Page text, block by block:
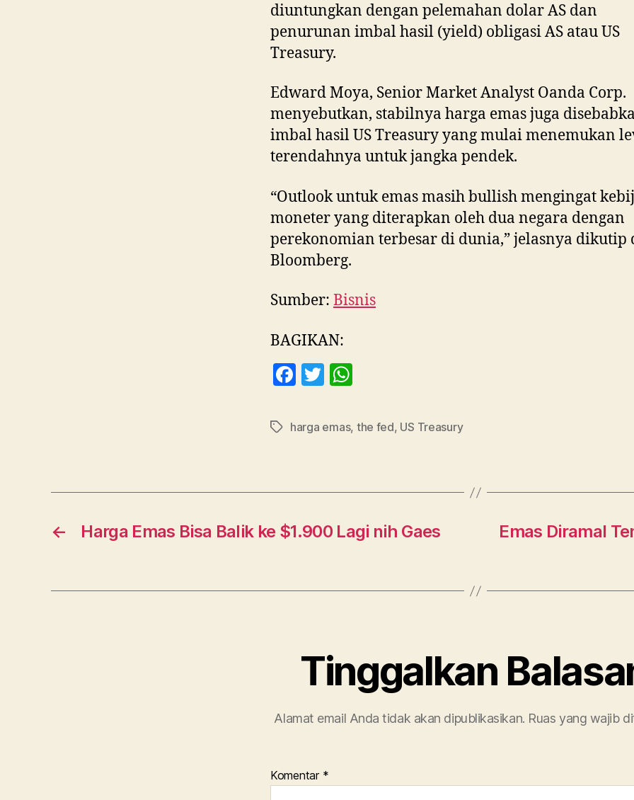
diuntungkan dengan pelemahan dolar AS dan
penurunan imbal hasil (yield) obligasi AS atau US
Treasury.
Edward Moya, Senior Market Analyst Oanda Corp.
menyebutkan, stabilnya harga emas juga
imbal hasil US Treasury yang mulai menemukan
terendahnya untuk jangka pendek.
“Outlook untuk emas masih bullish mengingat
moneter yang diterapkan oleh dua negara dengan
perekonomian terbesar di dunia,” jelasnya dikutip
Bloomberg.
Sumber: Bisnis
BAGIKAN:
F
c
o
k
T
itt at
p
Tag harga emas, the fed, US Treasury
← Harga Emas Bisa Balik ke $1.900 Lagi nih Gaes
Emas Diramal
Tinggalkan
Alamat email Anda tidak akan dipublikasikan. Ruas yang wajib
Komentar *